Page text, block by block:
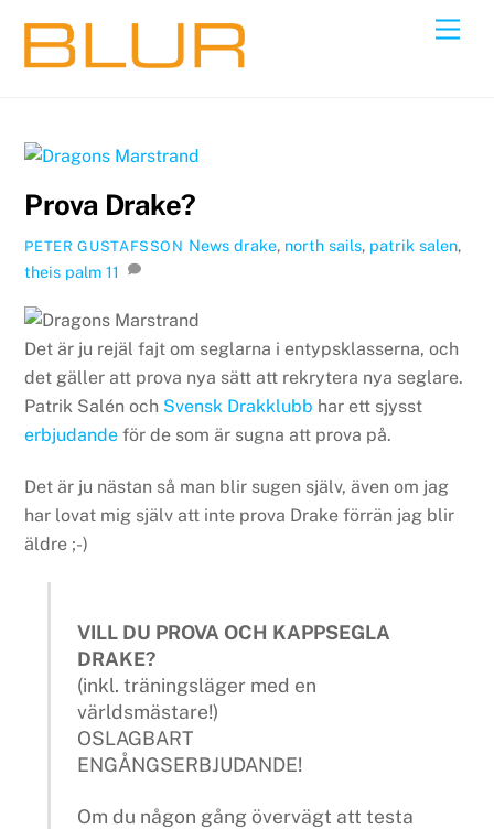
content
Prova Drake?
PETER GUSTAFSSON News drake, north sails, patrik salen,
theis palm 11
Det är ju rejäl fajt om seglarna i entypsklasserna, och
det gäller att prova nya sätt att rekrytera nya seglare.
Patrik Salén och Svensk Drakklubb har ett sjysst
erbjudande för de som är sugna att prova på.
Det är ju nästan så man blir sugen själv, även om jag
har lovat mig själv att inte prova Drake förrän jag blir
äldre ;-)
VILL DU PROVA OCH KAPPSEGLA
DRAKE?
(inkl. träningsläger med en
världsmästare!)
OSLAGBART
ENGÅNGSERBJUDANDE!
Om du någon gång övervägt att testa